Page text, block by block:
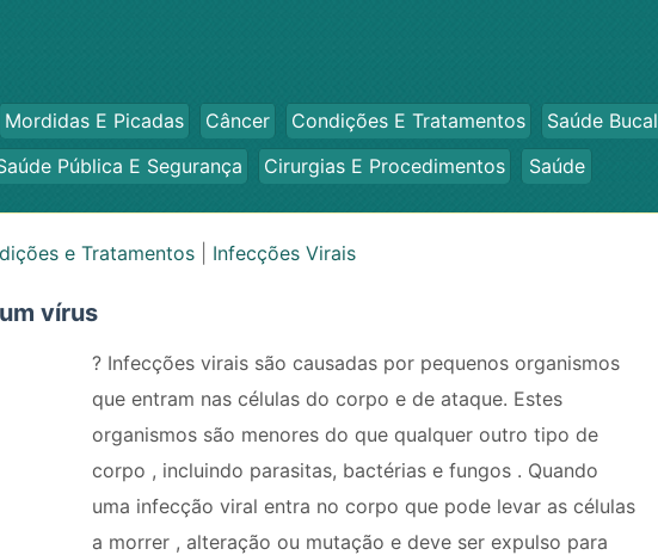
Mordidas E Picadas Câncer Condições E Tratamentos Saúde Bucal
Pública E Segurança Cirurgias E Procedimentos Saúde
e Tratamentos Infecções Virais
vírus
? Infecções virais são causadas por pequenos organismos
que entram nas células do corpo e de ataque. Estes
organismos são menores do que qualquer outro tipo de
corpo , incluindo parasitas, bactérias e fungos . Quando
uma infecção viral entra no corpo que pode levar as células
a morrer , alteração ou mutação e deve ser expulso para